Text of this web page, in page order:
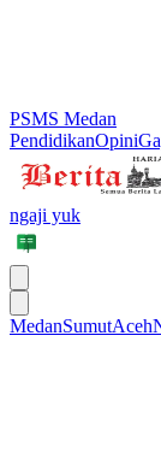
PSMS Medan
PendidikanOpini
ngaji yuk
MedanSumutAceh